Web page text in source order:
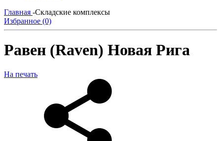
Главная -Складские комплексы
Избранное (0)
Равен (Raven) Новая Рига
На печать